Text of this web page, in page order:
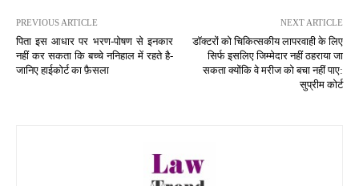
PREVIOUS ARTICLE
पिता इस आधार पर भरण-पोषण से इनकार
नहीं कर सकता कि बच्चे ननिहाल में रहते है-
जानिए हाईकोर्ट का फ़ैसला
NEXT ARTICLE
डॉक्टरों को चिकित्सकीय लापरवाही के लिए
सिर्फ इसलिए जिम्मेदार नहीं ठहराया जा
सकता क्योंकि वे मरीज को बचा नहीं पाए:
सुप्रीम कोर्ट